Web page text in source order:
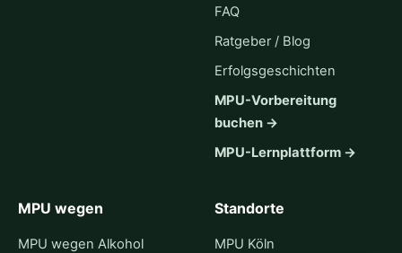
FAQ
Ratgeber / Blog
Erfolgsgeschichten
MPU-Vorbereitung
buchen →
MPU-Lernplattform →
MPU wegen
MPU wegen Alkohol
Standorte
MPU Köln